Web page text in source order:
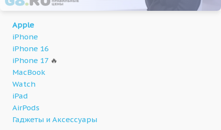
Apple
iPhone
iPhone 16
iPhone 17 🔥
MacBook
Watch
iPad
AirPods
Гаджеты и Аксессуары